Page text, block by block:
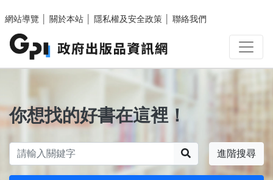
網站導覽
關於本站 隱私權及安全政策 聯絡我們
你想找的好書在這裡！
進階搜尋